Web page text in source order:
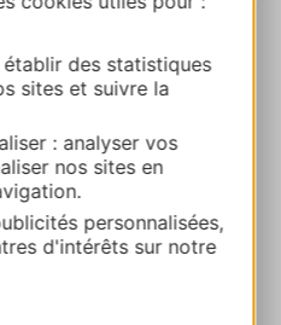
des statistiques
sites et suivre la
: analyser vos
nos sites en
personnalisées,
d'intérêts sur notre
Verdier
LACROIX-BARREZ